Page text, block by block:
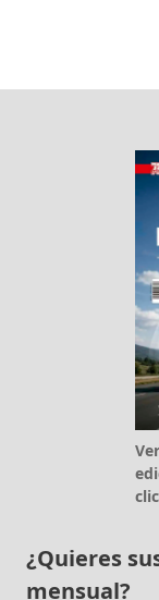
¿Quieres
mensual?